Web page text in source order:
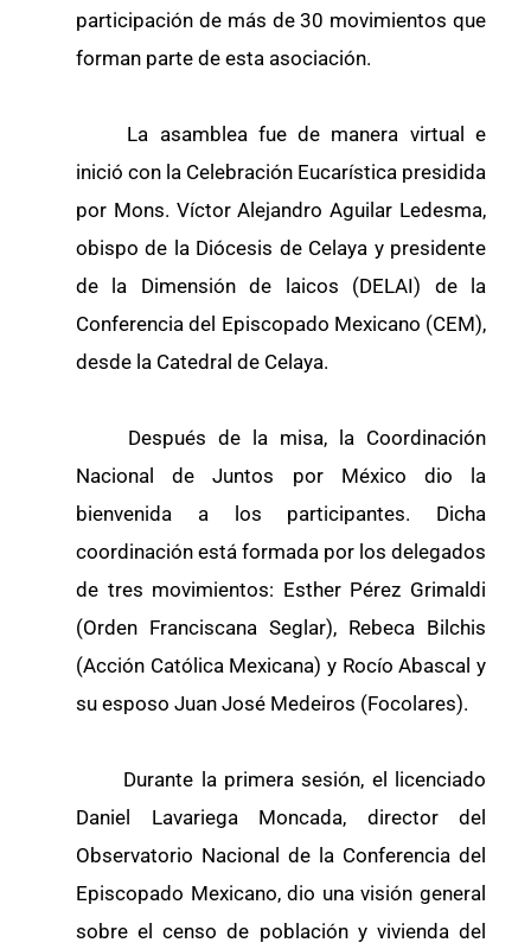
participación de más de 30 movimientos que
forman parte de esta asociación.
La asamblea fue de manera virtual e
inició con la Celebración Eucarística presidida
por Mons. Víctor Alejandro Aguilar Ledesma,
obispo de la Diócesis de Celaya y presidente
de la Dimensión de laicos (DELAI) de la
Conferencia del Episcopado Mexicano (CEM),
desde la Catedral de Celaya.
Después de la misa, la Coordinación
Nacional de Juntos por México dio la
bienvenida a los participantes. Dicha
coordinación está formada por los delegados
de tres movimientos: Esther Pérez Grimaldi
(Orden Franciscana Seglar), Rebeca Bilchis
(Acción Católica Mexicana) y Rocío Abascal y
su esposo Juan José Medeiros (Focolares).
Durante la primera sesión, el licenciado
Daniel Lavariega Moncada, director del
Observatorio Nacional de la Conferencia del
Episcopado Mexicano, dio una visión general
sobre el censo de población y vivienda del